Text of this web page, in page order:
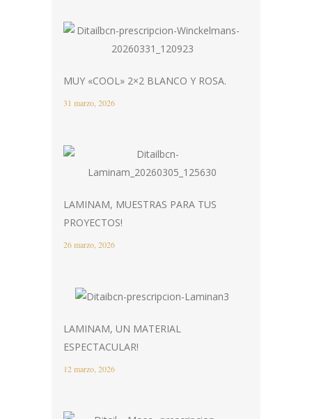
MUY «COOL» 2×2 BLANCO Y ROSA.
31 marzo, 2026
LAMINAM, MUESTRAS PARA TUS
PROYECTOS!
26 marzo, 2026
LAMINAM, UN MATERIAL
ESPECTACULAR!
12 marzo, 2026